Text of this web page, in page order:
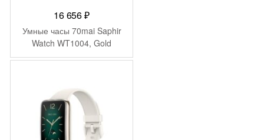
16 656₽
Умные часы 70mai Saphir
Watch WT1004, Gold